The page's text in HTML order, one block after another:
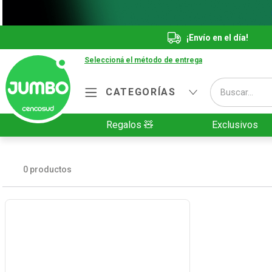
¡Envío en el día!
Seleccioná el método de entrega
CATEGORÍAS
Buscar...
Regalos 🧸 Exclusivos
0 productos
Términos más buscados
Valijas